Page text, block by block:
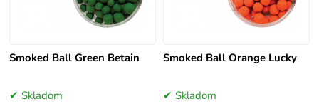
Smoked Ball Green Betain
Skladom
Smoked Ball Orange Lucky
Skladom